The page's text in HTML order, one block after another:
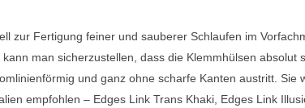
zur Fertigung feiner und sauberer Schlaufen im
man sicherzustellen, dass die Klemmhülsen absolut
und ganz ohne scharfe Kanten austritt. Sie
empfohlen – Edges Link Trans Khaki, Edges Link